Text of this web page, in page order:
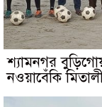
শ্যামনগর
নওয়াবেঁকি